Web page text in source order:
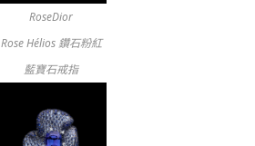
RoseDior
Rose Hélios 鑽石粉紅
藍寶石戒指